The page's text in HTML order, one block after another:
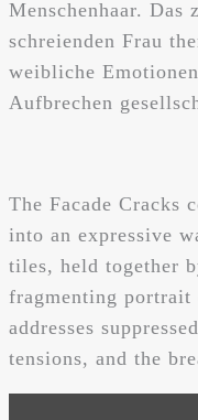
Menschenhaar. Das
schreienden Frau
weibliche
Aufbrechen
The Facade Cracks
into an expressive
tiles, held together
fragmenting portrait
addresses
tensions, and the